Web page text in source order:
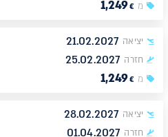
מ 1,249 €
יציאה 21.02.2027
חזרה 25.02.2027
מ 1,249 €
יציאה 28.02.2027
חזרה 01.04.2027